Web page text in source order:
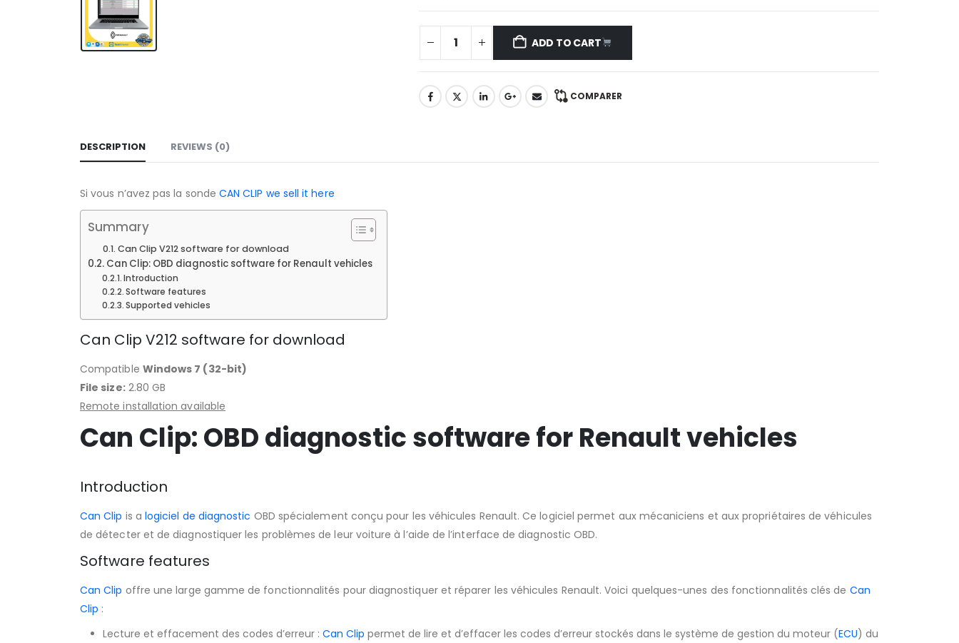
ADD TO CART
COMPARER
DESCRIPTION REVIEWS (0)
Si vous n’avez pas la sonde CAN CLIP we sell it here
Summary
Can Clip V212 software for download
Can Clip: OBD diagnostic software for Renault vehicles
Introduction
Software features
Supported vehicles
Can Clip V212 software for download
Compatible Windows 7 (32-bit)
File size:2.80 GB
Remote installation available
Can Clip: OBD diagnostic software for Renault vehicles
Introduction
Can Clip is a logiciel de diagnostic OBD spécialement conçu pour les véhicules Renault. Ce logiciel permet aux mécaniciens et aux propriétaires de véhicules
de détecter et de diagnostiquer les problèmes de leur voiture à l’aide de l’interface de diagnostic OBD.
Software features
Can Clip offre une large gamme de fonctionnalités pour diagnostiquer et réparer les véhicules Renault. Voici quelques-unes des fonctionnalités clés de Can
Clip :
Lecture et effacement des codes d’erreur : Can Clip permet de lire et d’effacer les codes d’erreur stockés dans le système de gestion du moteur (ECU) du